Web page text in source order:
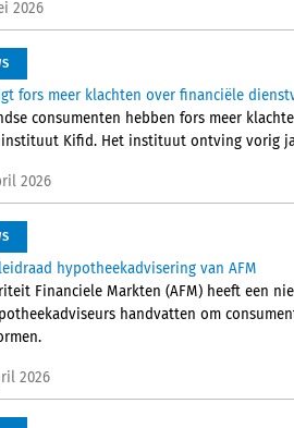
2026
fors meer klachten over financiële
consumenten hebben fors meer
Kifid. Het instituut ontving vorig
2026
hypotheekadvisering van AFM
Financiele Markten (AFM) heeft een
handvatten om
2026